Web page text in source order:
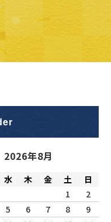
2026年8月
水 木 金 土
日
1
2
5 6 7 8
9